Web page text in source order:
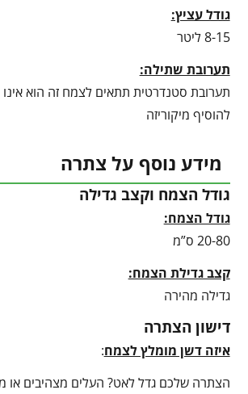
גודל עציץ:
8-15 ליטר
תערובת שתילה:
תערובת סטנדרטית תתאים לצמח זה הוא
להוסיף מיקוריזה
מידע נוסף על צתרה
גודל הצמח וקצב גדילה
גודל הצמח:
20-80 ס”מ
קצב גדילת הצמח:
גדילה מהירה
דישון הצתרה
איזה דשן מומלץ לצמח:
הצתרה שלכם גדל לאט? העלים מצהיבים או